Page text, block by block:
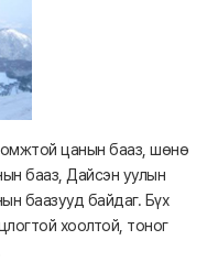
цанын бааз, шөнө
бааз, Дайсэн уулын
баазууд байдаг. Бүх
хоолтой, тоног